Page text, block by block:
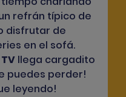
refrán típico de
disfrutar de
en el sofá.
llega cargadito
puedes perder!
leyendo!